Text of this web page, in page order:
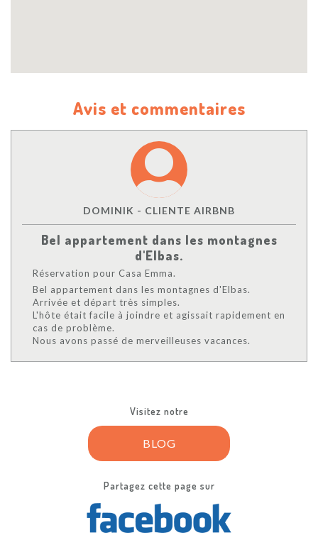
Avis et commentaires
DOMINIK - CLIENTE AIRBNB
Bel appartement dans les montagnes
d'Elbas.
Réservation pour Casa Emma.
Bel appartement dans les montagnes d'Elbas.
Arrivée et départ très simples.
L'hôte était facile à joindre et agissait rapidement en
cas de problème.
Nous avons passé de merveilleuses vacances.
Visitez notre
BLOG
Partagez cette page sur